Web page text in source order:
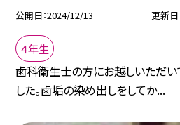
公開日 2024/12/13 更新日
４年生
歯科衛生士の方にお越しいただい
した。歯垢の染め出しをしてか...